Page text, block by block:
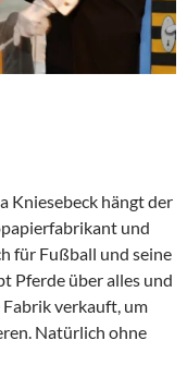
Kniesebeck hängt der
und
für Fußball und seine
Pferde über alles und
verkauft, um
Natürlich ohne